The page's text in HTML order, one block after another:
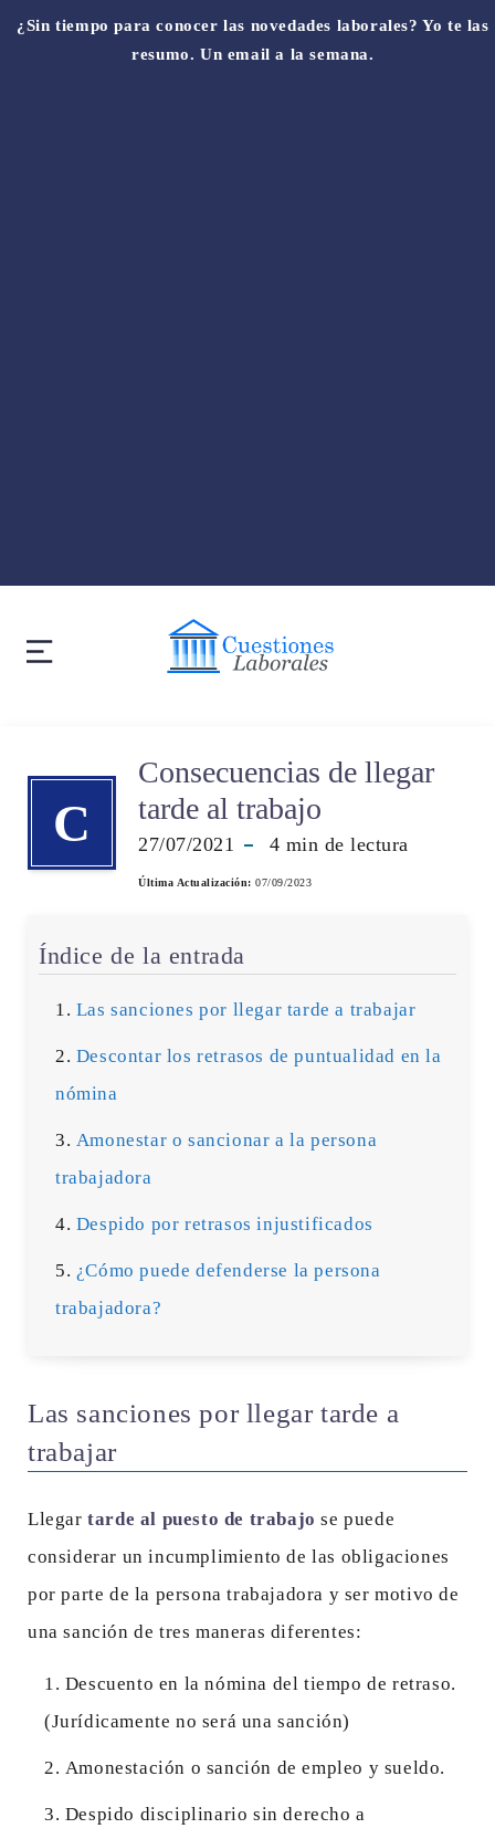
¿Sin tiempo para conocer las novedades laborales? Yo te las
resumo. Un email a la semana.
C
Consecuencias de llegar
tarde al trabajo
27/07/2021 4 min de lectura
Última Actualización: 07/09/2023
Índice de la entrada
Las sanciones por llegar tarde a trabajar
Descontar los retrasos de puntualidad en la
nómina
Amonestar o sancionar a la persona
trabajadora
Despido por retrasos injustificados
¿Cómo puede defenderse la persona
trabajadora?
Las sanciones por llegar tarde a
trabajar
Llegartarde al puesto de trabajo se puede
considerar un incumplimiento de las obligaciones
por parte de la persona trabajadora y ser motivo de
una sanción de tres maneras diferentes:
Descuento en la nómina del tiempo de retraso.
(Jurídicamente no será una sanción)
Amonestación o sanción de empleo y sueldo.
Despido disciplinario sin derecho a